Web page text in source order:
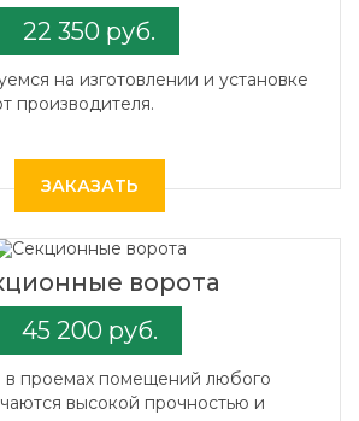
22 350 руб.
на изготовлении и установке
производителя.
ЗАКАЗАТЬ
ворота
45 200 руб.
в проемах помещений любого
высокой прочностью и